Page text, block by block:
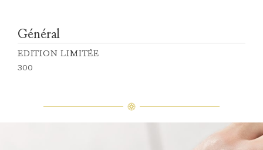
Général
EDITION LIMITÉE
300